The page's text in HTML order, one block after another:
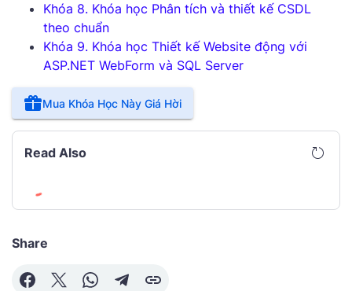
Khóa 8. Khóa học Phân tích và thiết kế CSDL
theo chuẩn
Khóa 9. Khóa học Thiết kế Website động với
ASP.NET WebForm và SQL Server
Mua Khóa Học Này Giá Hời
Read Also
Share